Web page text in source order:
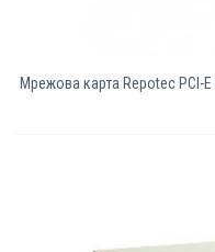
Мрежова карта Repotec PCI-